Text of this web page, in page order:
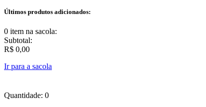
Últimos produtos adicionados:
0 item na sacola:
Subtotal:
R$ 0,00
Ir para a sacola
Quantidade: 0